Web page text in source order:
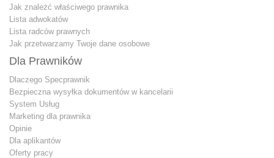
Jak znależć właściwego prawnika
Lista adwokatów
Lista radców prawnych
Jak przetwarzamy Twoje dane osobowe
Dla Prawników
Dlaczego Specprawnik
Bezpieczna wysyłka dokumentów w kancelarii
System Usług
Marketing dla prawnika
Opinie
Dla aplikantów
Oferty pracy